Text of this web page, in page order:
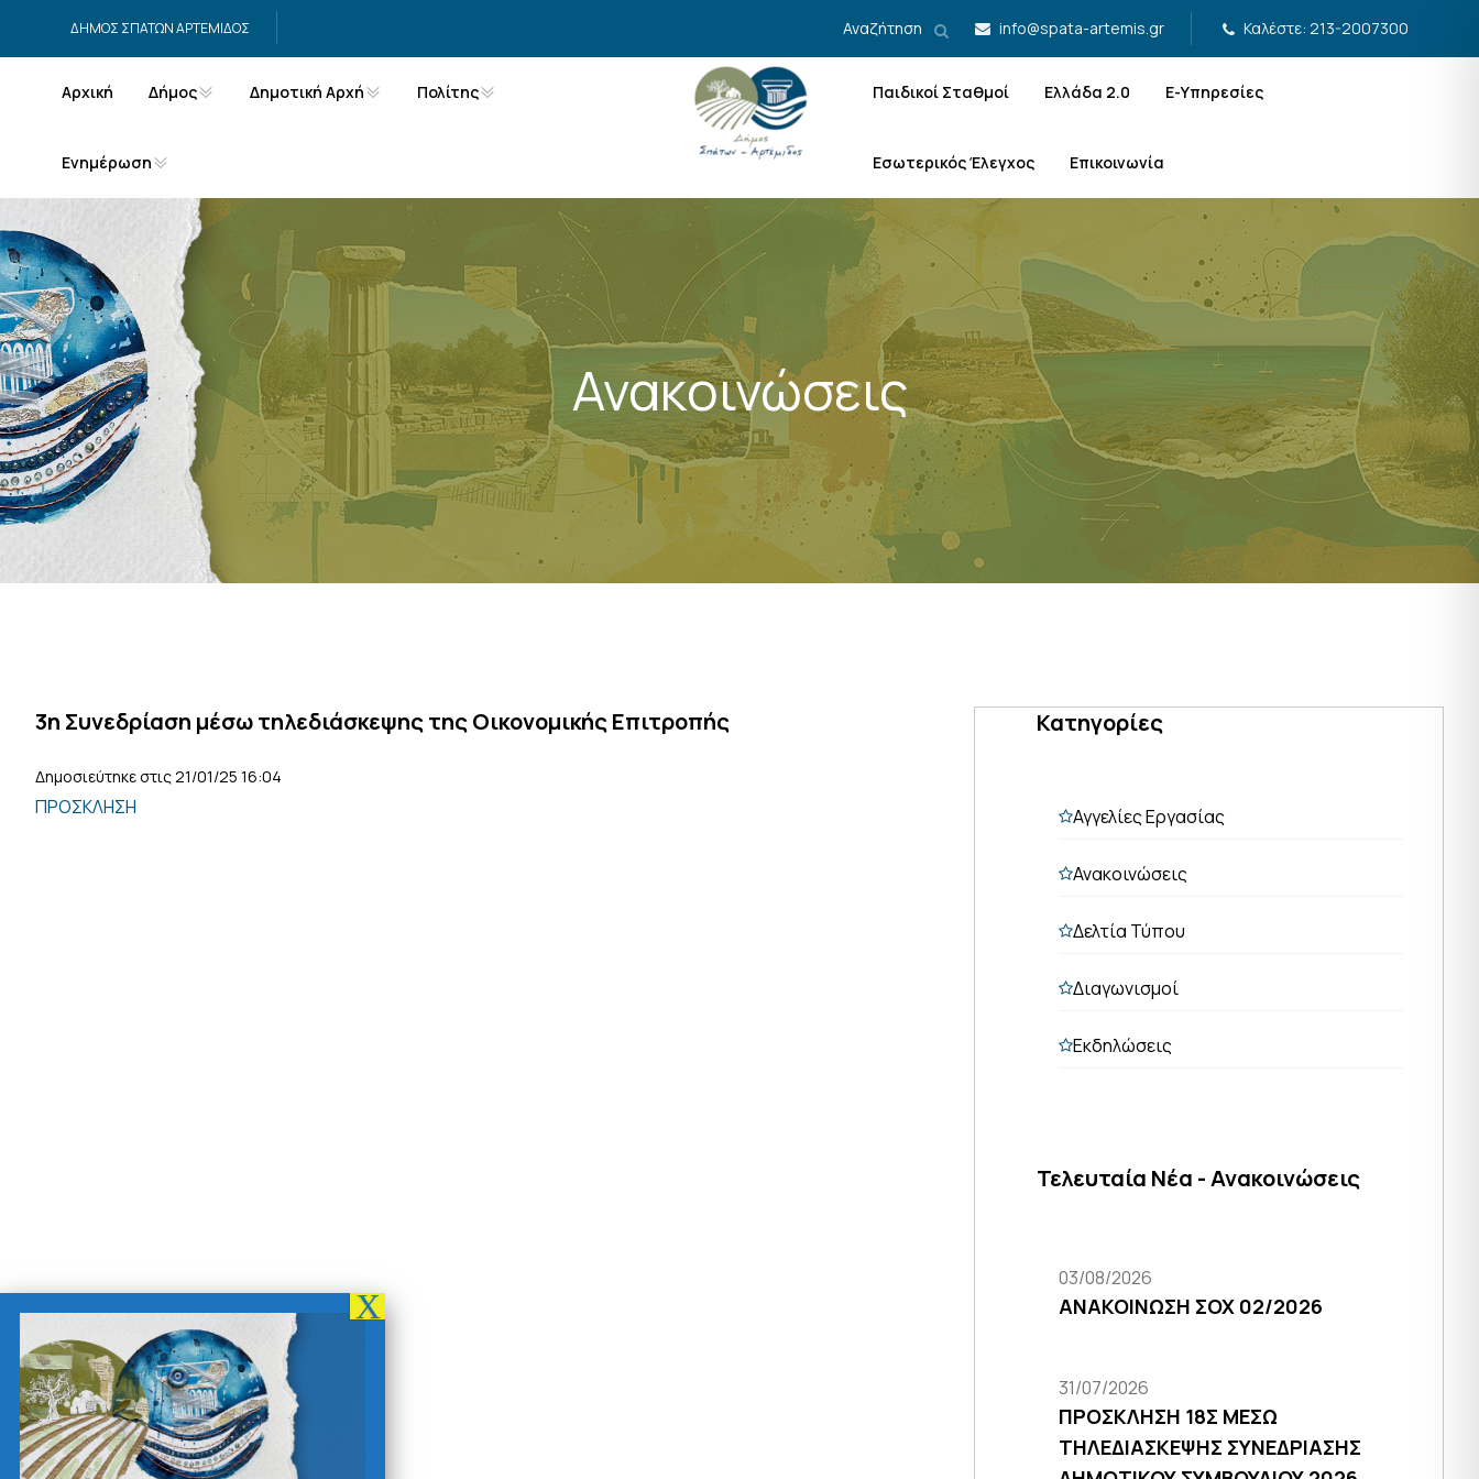
ΔΗΜΟΣ ΣΠΑΤΩΝ ΑΡΤΕΜΙΔΟΣ Αναζήτηση info@spata-artemis.gr Καλέστε: 213-2007300
Αρχική Δήμος Δημοτική Αρχή Πολίτης
Ενημέρωση
Παιδικοί Σταθμοί Ελλάδα 2.0 Ε-Υπηρεσίες
Εσωτερικός Έλεγχος Επικοινωνία
Ανακοινώσεις
3η Συνεδρίαση μέσω τηλεδιάσκεψης της Οικονομικής Επιτροπής
Δημοσιεύτηκε στις 21/01/25 16:04
ΠΡΟΣΚΛΗΣΗ
Κατηγορίες
Αγγελίες Εργασίας
Ανακοινώσεις
Δελτία Τύπου
Διαγωνισμοί
Εκδηλώσεις
Τελευταία Νέα - Ανακοινώσεις
03/08/2026
ΑΝΑΚΟΙΝΩΣΗ ΣΟΧ 02/2026
31/07/2026
ΠΡΟΣΚΛΗΣΗ 18Σ ΜΕΣΩ
ΤΗΛΕΔΙΑΣΚΕΨΗΣ ΣΥΝΕΔΡΙΑΣΗΣ